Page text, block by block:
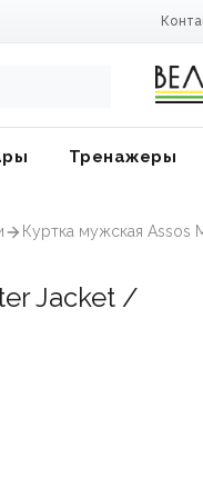
Тренажеры
Куртка мужская Assos
Jacket /